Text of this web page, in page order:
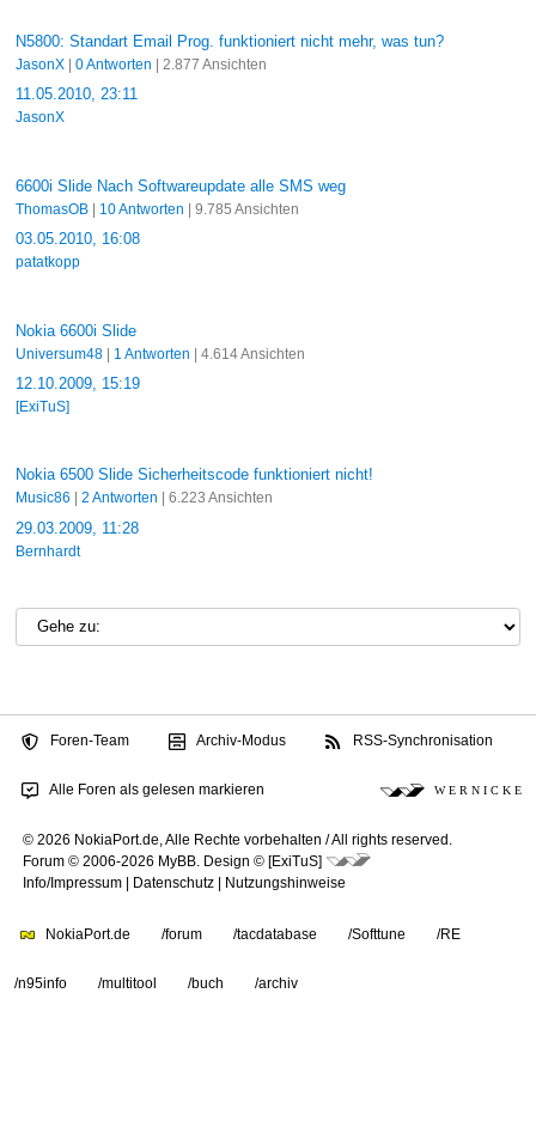
N5800: Standart Email Prog. funktioniert nicht mehr, was tun?
JasonX| 0 Antworten | 2.877 Ansichten
11.05.2010, 23:11
JasonX
6600i Slide Nach Softwareupdate alle SMS weg
ThomasOB| 10 Antworten | 9.785 Ansichten
03.05.2010, 16:08
patatkopp
Nokia 6600i Slide
Universum48| 1 Antworten | 4.614 Ansichten
12.10.2009, 15:19
[ExiTuS]
Nokia 6500 Slide Sicherheitscode funktioniert nicht!
Music86 2 Antworten | 6.223 Ansichten
29.03.2009, 11:28
Bernhardt
Foren-Team Archiv-Modus RSS-Synchronisation
Alle Foren als gelesen markieren W E R N I C K E
© 2026 NokiaPort.de, Alle Rechte vorbehalten /All rights reserved.
Forum © 2006-2026 MyBB
Design © [ExiTuS]
Info/Impressum
Datenschutz Nutzungshinweise
NokiaPort.de /forum /tacdatabase /Softtune /RE
/n95info /multitool /buch /archiv